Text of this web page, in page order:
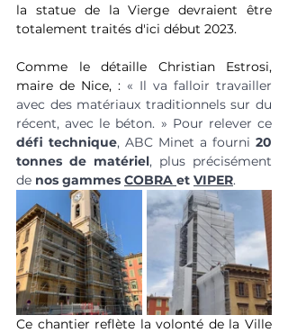
la statue de la Vierge devraient être
totalement traités d'ici début 2023.
Comme le détaille Christian Estrosi,
maire de Nice, : « Il va falloir travailler
avec des matériaux traditionnels sur du
défi technique, ABC Minet a fourni 20
tonnes de matériel, plus précisément
de nos gammes COBRA et VIPER.
Ce chantier reflète la volonté de la Ville